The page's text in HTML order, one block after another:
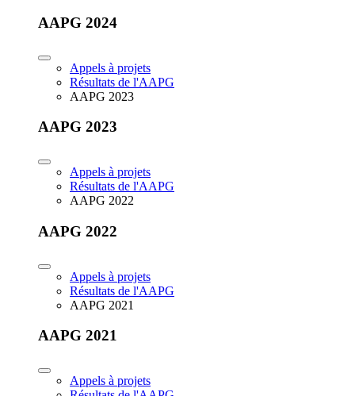
AAPG 2024
Appels à projets
Résultats de l'AAPG
AAPG 2023
AAPG 2023
Appels à projets
Résultats de l'AAPG
AAPG 2022
AAPG 2022
Appels à projets
Résultats de l'AAPG
AAPG 2021
AAPG 2021
Appels à projets